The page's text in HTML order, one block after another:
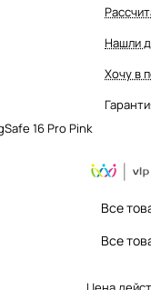
16 Pro Pink
Нашли
Хочу в
Все
Все